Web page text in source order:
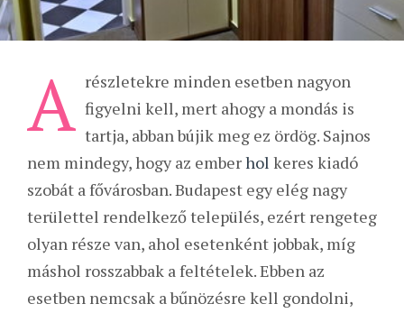
A részletekre minden esetben nagyon
figyelni kell, mert ahogy a mondás is
tartja, abban bújik meg ez ördög. Sajnos
nem mindegy, hogy az emberhol keres kiadó
szobát a fővárosban. Budapest egy elég nagy
területtel rendelkező település, ezért rengeteg
olyan része van, ahol esetenként jobbak, míg
máshol rosszabbak a feltételek. Ebben az
esetben nemcsak a bűnözésre kell gondolni,